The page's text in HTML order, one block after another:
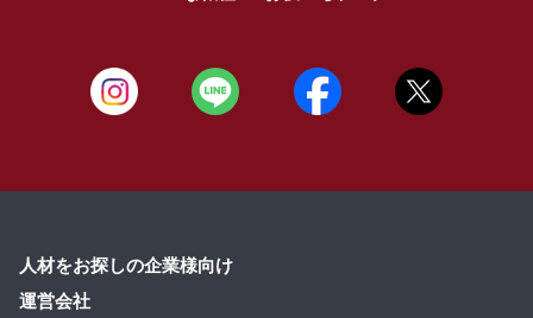
人材をお探しの企業様向け
運営会社